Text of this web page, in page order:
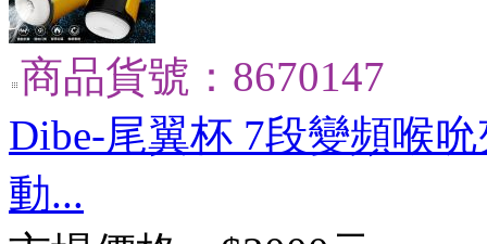
商品貨號：8670147
Dibe-尾翼杯 7段變頻喉
動...